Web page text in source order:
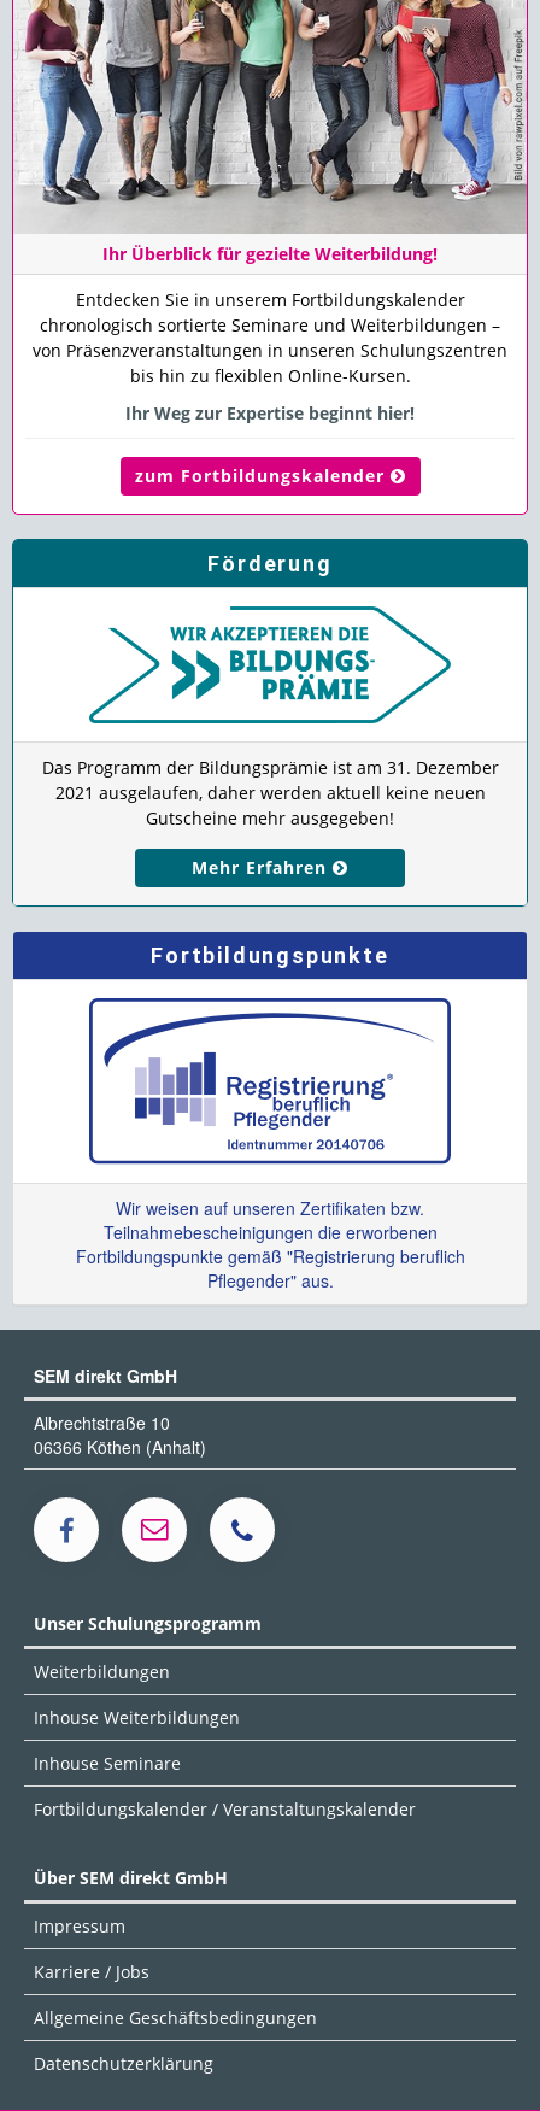
Ihr Überblick für gezielte Weiterbildung!
Entdecken Sie in unserem Fortbildungskalender
chronologisch sortierte Seminare und Weiterbildungen –
von Präsenzveranstaltungen in unseren Schulungszentren
bis hin zu flexiblen Online-Kursen.
Ihr Weg zur Expertise beginnt hier!
zum Fortbildungskalender
Förderung
Das Programm der Bildungsprämie ist am 31. Dezember
2021 ausgelaufen, daher werden aktuell keine neuen
Gutscheine mehr ausgegeben!
Mehr Erfahren
Fortbildungspunkte
Wir weisen auf unseren Zertifikaten bzw.
Teilnahmebescheinigungen die erworbenen
Fortbildungspunkte gemäß "Registrierung beruflich
Pflegender" aus.
SEM direkt GmbH
Albrechtstraße 10
06366 Köthen (Anhalt)
Unser Schulungsprogramm
Weiterbildungen
Inhouse Weiterbildungen
Inhouse Seminare
Fortbildungskalender / Veranstaltungskalender
Über SEM direkt GmbH
Impressum
Karriere / Jobs
Allgemeine Geschäftsbedingungen
Datenschutzerklärung